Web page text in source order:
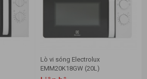
Lò vi sóng Electrolux
EMM20K18GW (20L)